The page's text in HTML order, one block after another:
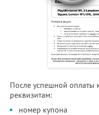
После успешной оплаты
реквизитам:
номер купона